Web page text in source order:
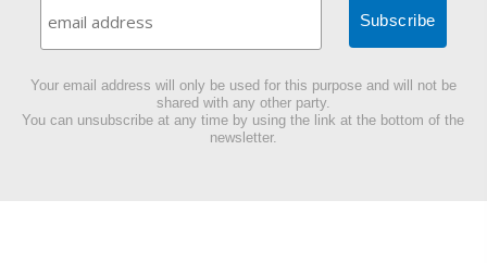
Your email address will only be used for this purpose and will not be
shared with any other party.
You can unsubscribe at any time by using the link at the bottom of the
newsletter.